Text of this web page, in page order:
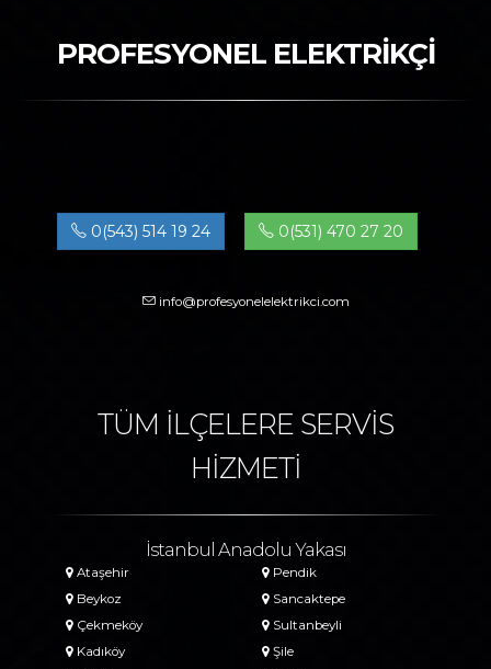
PROFESYONEL ELEKTRİKÇİ
0(543) 514 19 24 0(531) 470 27 20
info@profesyonelelektrikci.com
TÜM İLÇELERE SERVİS
HİZMETİ
İstanbul Anadolu Yakası
Ataşehir
Beykoz
Çekmeköy
Kadıköy
Pendik
Sancaktepe
Sultanbeyli
Şile